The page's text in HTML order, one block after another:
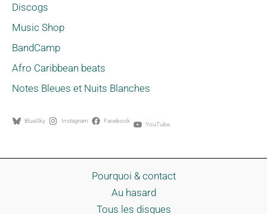
Discogs
Music Shop
BandCamp
Afro Caribbean beats
Notes Bleues et Nuits Blanches
BlueSky Instagram Facebook YouTube
Pourquoi & contact
Au hasard
Tous les disques